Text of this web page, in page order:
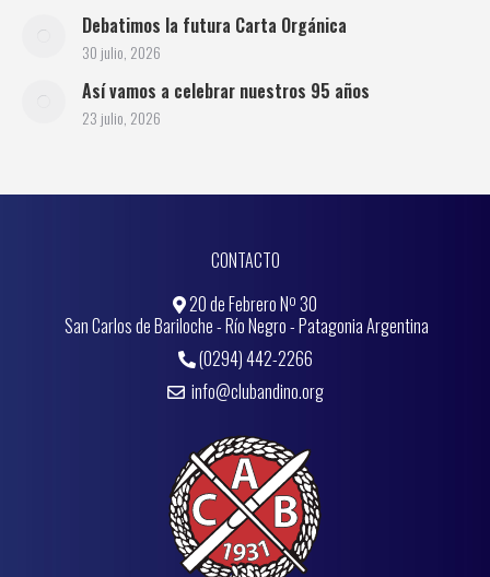
Debatimos la futura Carta Orgánica
30 julio, 2026
Así vamos a celebrar nuestros 95 años
23 julio, 2026
CONTACTO
20 de Febrero Nº 30
San Carlos de Bariloche - Río Negro - Patagonia Argentina
(0294) 442-2266
info@clubandino.org